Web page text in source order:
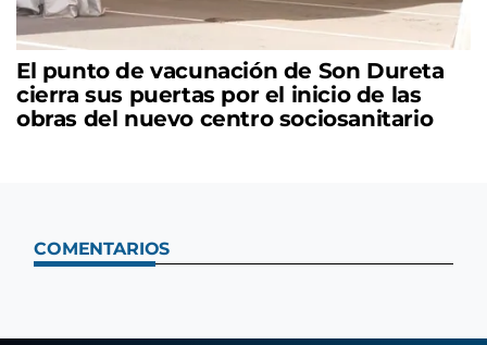
El punto de vacunación de Son Dureta
cierra sus puertas por el inicio de las
obras del nuevo centro sociosanitario
COMENTARIOS